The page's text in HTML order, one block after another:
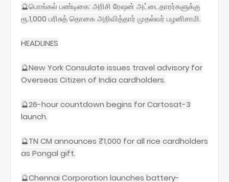
🔮பொங்கல் பண்டிகை: அரிசி ரேஷன் அட்டைதாரர்களுக்கு
ரூ.1,000 பரிசுத் தொகை அறிவித்தார் முதல்வர் பழனிசாமி.
HEADLINES
🔮New York Consulate issues travel advisory for
Overseas Citizen of India cardholders.
🔮26-hour countdown begins for Cartosat-3
launch.
🔮TN CM announces ₹1,000 for all rice cardholders
as Pongal gift.
🔮Chennai Corporation launches battery-